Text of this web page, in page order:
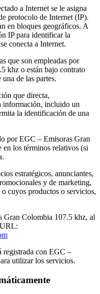
a Internet se le asigna
protocolo de Internet (IP).
en bloques geográficos. A
IP para identificar la
conecta a Internet.
que son empleadas por
khz o están bajo contrato
de las partes.
que directa,
información, incluido un
la identificación de una
por EGC – Emisoras Gran
los términos relativos (si
estratégicos, anunciantes,
y de marketing,
cuyos productos o servicios,
Gran Colombia 107.5 khz, al
URL:
registrada con EGC –
utilizar los servicios.